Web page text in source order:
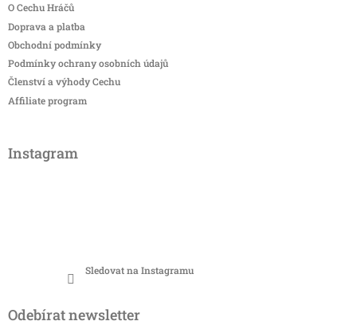
O Cechu Hráčů
Doprava a platba
Obchodní podmínky
Podmínky ochrany osobních údajů
Členství a výhody Cechu
Affiliate program
Instagram
Sledovat na Instagramu
Odebírat newsletter